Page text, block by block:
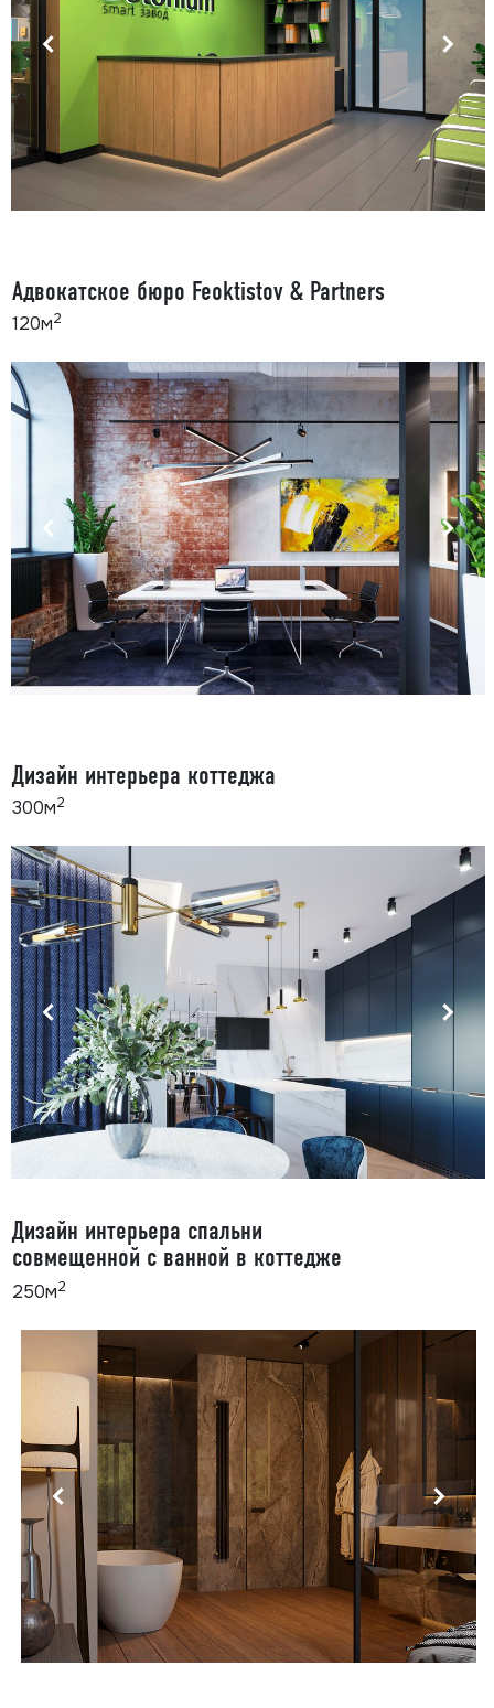
120м2
Адвокатское бюро Feoktistov & Partners
300м2
Дизайн интерьера коттеджа
250м2
Дизайн интерьера спальни
совмещенной с ванной в коттедже